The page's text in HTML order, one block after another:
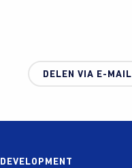
DELEN VIA E-MAIL